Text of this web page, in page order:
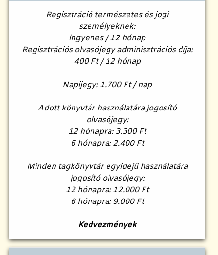
Regisztráció természetes és jogi
személyeknek:
ingyenes / 12 hónap
Regisztrációs olvasójegy adminisztrációs díja:
400 Ft / 12 hónap
Napijegy: 1.700 Ft / nap
Adott könyvtár használatára jogosító
olvasójegy:
12 hónapra: 3.300 Ft
6 hónapra: 2.400 Ft
Minden tagkönyvtár egyidejű használatára
jogosító olvasójegy:
12 hónapra: 12.000 Ft
6 hónapra: 9.000 Ft
Kedvezmények